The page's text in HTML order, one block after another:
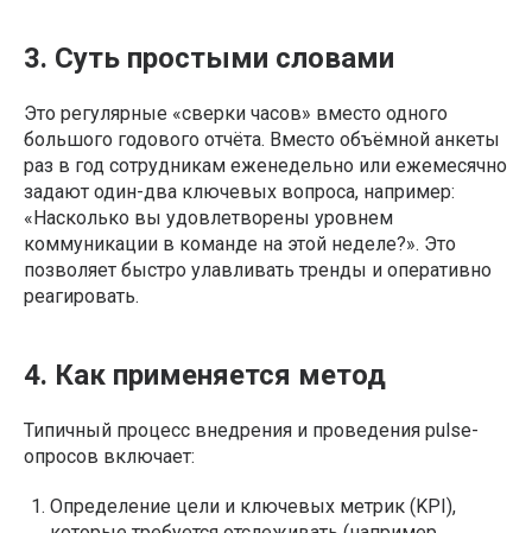
3. Суть простыми словами
Это регулярные «сверки часов» вместо одного
большого годового отчёта. Вместо объёмной анкеты
раз в год сотрудникам еженедельно или ежемесячно
задают один-два ключевых вопроса, например:
«Насколько вы удовлетворены уровнем
коммуникации в команде на этой неделе?». Это
позволяет быстро улавливать тренды и оперативно
реагировать.
4. Как применяется метод
Типичный процесс внедрения и проведения pulse-
опросов включает:
Определение цели и ключевых метрик (KPI),